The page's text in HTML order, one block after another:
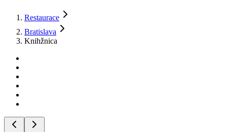
Restaurace
Bratislava
Knihžnica